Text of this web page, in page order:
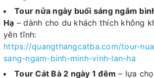
Tour nửa ngày buổi sáng ngắm
Hạ – dành cho du khách thích không
yên tĩnh:
https://quangthangcatba.com/tour-
sang-ngam-binh-minh-vinh-lan-ha
Tour Cát Bà 2 ngày 1 đêm – lựa